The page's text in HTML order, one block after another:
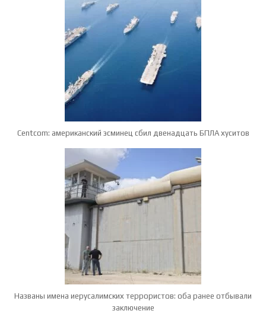
Centcom: американский эсминец сбил двенадцать БПЛА хуситов
Названы имена иерусалимских террористов: оба ранее отбывали
заключение